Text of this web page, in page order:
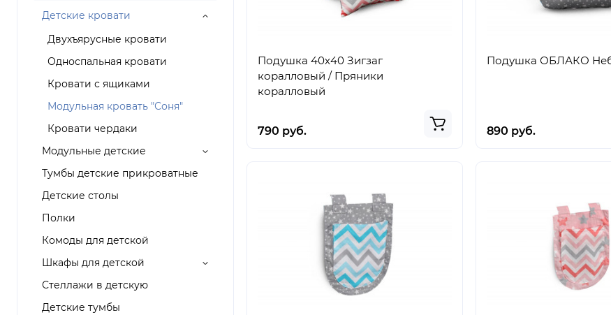
Детские кровати
Двухъярусные кровати
Односпальная кровати
Кровати с ящиками
Модульная кровать "Соня"
Кровати чердаки
Модульные детские
Тумбы детские прикроватные
Детские столы
Полки
Комоды для детской
Шкафы для детской
Стеллажи в детскую
Детские тумбы
Подушка 40х40 Зигзаг
коралловый / Пряники
коралловый
790 руб.
Подушка ОБЛАКО
890 руб.